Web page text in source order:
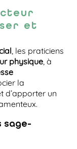
et
, les praticiens
physique , à
la
d’apporter un
sage-